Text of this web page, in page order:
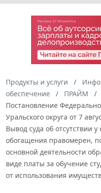
Продукты и услуги
обеспечение
ПРАЙМ
Постановление
Уральского округа от 7
Вывод суда об отсутствии
обогащения правомерен,
основной деятельности
виде платы за обучение
от использования